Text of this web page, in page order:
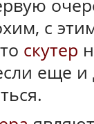
с
скутер
еще